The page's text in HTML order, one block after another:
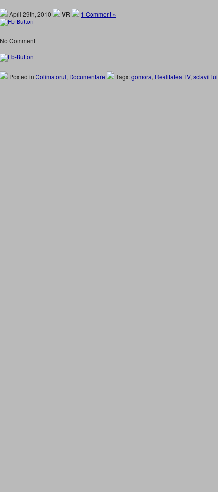
April 29th, 2010 VR 1 Comment »
No Comment
Posted in Colimatorul, Documentare Tags:gomora, Realitatea TV, sclavii